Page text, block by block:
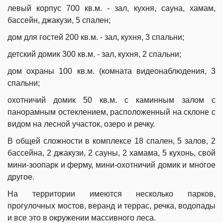
левый корпус 700 кв.м. - зал, кухня, сауна, хамам,
бассейн, джакузи, 5 спален;
дом для гостей 200 кв.м. - зал, кухня, 3 спальни;
детский домик 300 кв.м. - зал, кухня, 2 спальни;
дом охраны 100 кв.м. (комната видеонаблюдения, 3
спальни;
охотничий домик 50 кв.м. с каминным залом с
панорамным остеклением, расположенный на склоне с
видом на лесной участок, озеро и речку.
В общей сложности в комплексе 18 спален, 5 залов, 2
бассейна, 2 джакузи, 2 сауны, 2 хамама, 5 кухонь, свой
мини-зоопарк и ферму, мини-охотничий домик и многое
другое.
На территории имеются несколько парков,
прогулочных мостов, веранд и террас, речка, водопады
и все это в окружении массивного леса.